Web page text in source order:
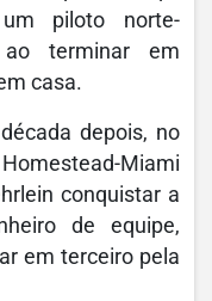
piloto norte-
terminar em
casa.
depois, no
Miami
conquistar a
de equipe,
em terceiro pela